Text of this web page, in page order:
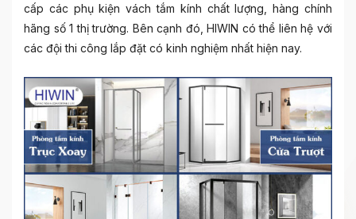
cấp các phụ kiện vách tắm kính chất lượng, hàng chính
hãng số 1 thị trường. Bên cạnh đó, HIWIN có thể liên hệ với
các đội thi công lắp đặt có kinh nghiệm nhất hiện nay.